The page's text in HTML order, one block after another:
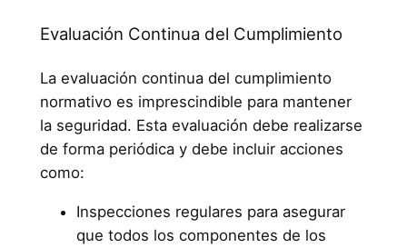
Evaluación Continua del Cumplimiento
La evaluación continua del cumplimiento
normativo es imprescindible para mantener
la seguridad. Esta evaluación debe realizarse
de forma periódica y debe incluir acciones
como:
Inspecciones regulares para asegurar
que todos los componentes de los